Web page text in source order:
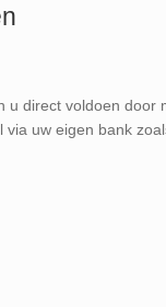
u direct voldoen door
via uw eigen bank